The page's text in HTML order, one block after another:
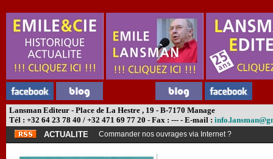
Lansman Editeur - Place de La Hestre , 19 - B-7170 Manage
Tél : +32 64 23 78 40 / +32 471 69 77 20 - Fax : --- - E-mail :
ACTUALITE
Commander nos ouvrages via Internet ?